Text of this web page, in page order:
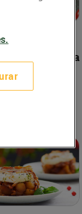
de gamba
amb maionesa